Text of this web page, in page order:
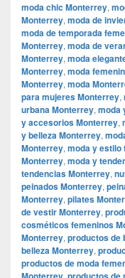
moda chic Monterrey,
Monterrey, moda de
moda de temporada
Monterrey, moda de
Monterrey, moda
Monterrey, moda
Monterrey, moda
para mujeres Monterrey,
urbana Monterrey, moda
y accesorios Monterrey,
y belleza Monterrey,
Monterrey, moda y estilo
Monterrey, moda y
tendencias Monterrey,
peinados Monterrey,
Monterrey, pilates
de vestir Monterrey,
cosméticos femeninos
Monterrey, productos de
belleza Monterrey,
productos de moda
,